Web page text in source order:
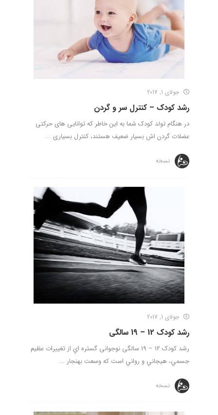
جولای 1, 2017
رشد کودک – کنترل سر و گردن
در هنگام تولد کودک شما به این خاطر که توانایی های حرکتی
عضلات گردن اش بسیار ضعیف هستند، کنترل بسیاری ...
نسخه
جولای 1, 2017
رشد کودک 12 – 19 سالگی
رشد کودک 12 – 19 سالگی نوجوانی گستره اي از تغييرات عظيم
جسمي، هيجاني و رواني است كه وسعت بهنجار ...
نسخه